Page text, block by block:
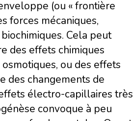
(ou « frontière
forces mécaniques,
Cela peut
des effets chimiques
ou des effets
des changements de
électro-capillaires très
convoque à peu